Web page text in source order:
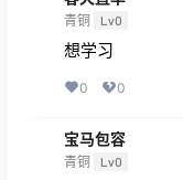
青铜 Lv0
想学习
0 0
宝马包容
青铜 Lv0